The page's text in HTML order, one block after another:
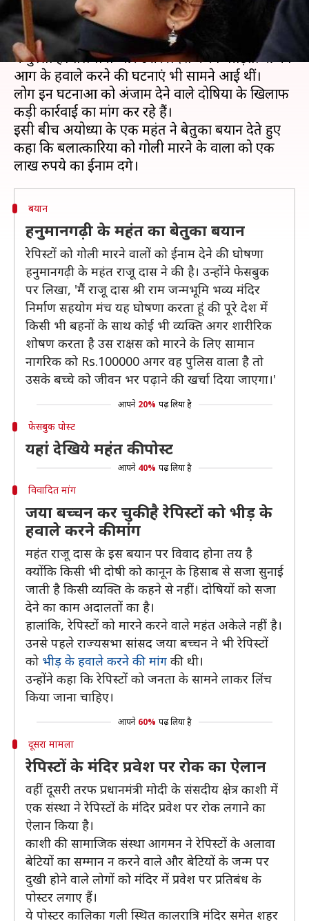
क्या है खबर?
देशभर में महिलाओं के साथ रेप के बढ़ते मामलों से लोगों
में गुस्सा है। तेलंगाना और उत्तर प्रदेश में रेप पीड़िताओं को
आग के हवाले करने की घटनाएं भी सामने आई थीं।
लोग इन घटनाओं को अंजाम देने वाले दोषियों के खिलाफ
कड़ी कार्रवाई का मांग कर रहे हैं।
इसी बीच अयोध्या के एक महंत ने बेतुका बयान देते हुए
कहा कि बलात्कारियों को गोली मारने के वालों को एक
बयान
हनुमानगढ़ी के महंत का बेतुका बयान
रेपिस्टों को गोली मारने वालों को ईनाम देने की घोषणा
हनुमानगढ़ी के महंत राजू दास ने की है। उन्होंने फेसबुक
पर लिखा, 'मैं राजू दास श्री राम जन्मभूमि भव्य मंदिर
निर्माण सहयोग मंच यह घोषणा करता हूं की पूरे देश में
किसी भी बहनों के साथ कोई भी व्यक्ति अगर शारीरिक
शोषण करता है उस राक्षस को मारने के लिए सामान
नागरिक को Rs.100000 अगर वह पुलिस वाला है तो
उसके बच्चे को जीवन भर पढ़ाने की खर्चा दिया जाएगा।'
आपने 20% पढ़ लिया है
फेसबुक पोस्ट
यहां देखिये महंत की पोस्ट
आपने 40% पढ़ लिया है
विवादित मांग
जया बच्चन कर चुकी है रेपिस्टों को भीड़ के
हवाले करने की मांग
महंत राजू दास के इस बयान पर विवाद होना तय है
क्योंकि किसी भी दोषी को कानून के हिसाब से सजा सुनाई
जाती है किसी व्यक्ति के कहने से नहीं। दोषियों को सजा
देने का काम अदालतों का है।
हालांकि, रेपिस्टों को मारने करने वाले महंत अकेले नहीं है।
उनसे पहले राज्यसभा सांसद जया बच्चन ने भी रेपिस्टों
को भीड़ के हवाले करने की मांग की थी।
उन्होंने कहा कि रेपिस्टों को जनता के सामने लाकर लिंच
किया जाना चाहिए।
आपने 60% पढ़ लिया है
दूसरा मामला
रेपिस्टों के मंदिर प्रवेश पर रोक का ऐलान
वहीं दूसरी तरफ प्रधानमंत्री मोदी के संसदीय क्षेत्र काशी में
एक संस्था ने रेपिस्टों के मंदिर प्रवेश पर रोक लगाने का
ऐलान किया है।
काशी की सामाजिक संस्था आगमन ने रेपिस्टों के अलावा
बेटियों का सम्मान न करने वाले और बेटियों के जन्म पर
दुखी होने वाले लोगों को मंदिर में प्रवेश पर प्रतिबंध के
पोस्टर लगाए हैं।
ये पोस्टर कालिका गली स्थित कालरात्रि मंदिर समेत शहर